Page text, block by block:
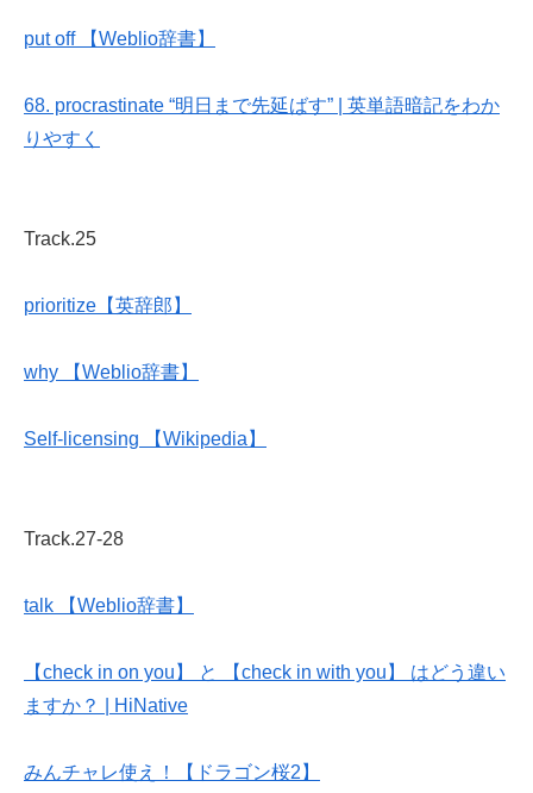
put off 【Weblio辞書】
68. procrastinate “明日まで先延ばす” | 英単語暗記をわか
りやすく
Track.25
prioritize【英辞郎】
why 【Weblio辞書】
Self-licensing 【Wikipedia】
Track.27-28
talk 【Weblio辞書】
【check in on you】 と 【check in with you】 はどう違い
ますか？ | HiNative
みんチャレ使え！【ドラゴン桜2】